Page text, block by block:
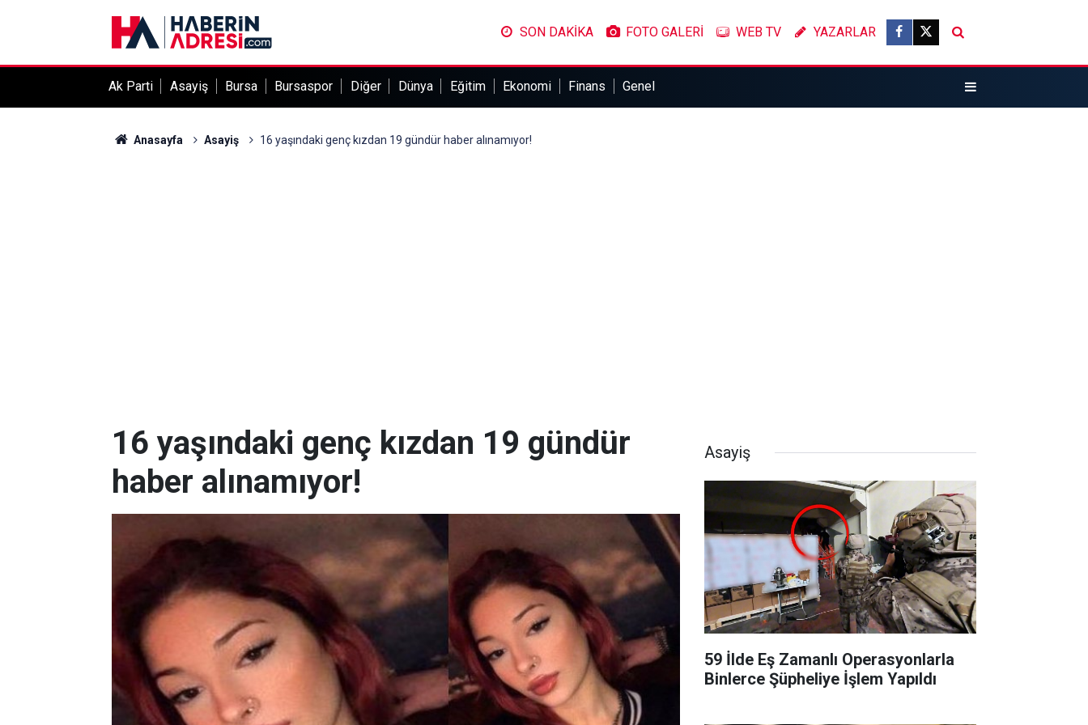
SON DAKİKA FOTO GALERİ WEB TV YAZARLAR
Ak Parti Asayiş Bursa Bursaspor Diğer Dünya Eğitim Ekonomi Finans Genel
Anasayfa Asayiş 16 yaşındaki genç kızdan 19 gündür haber alınamıyor!
16 yaşındaki genç kızdan 19 gündür
haber alınamıyor!
Asayiş
59 İlde Eş Zamanlı Operasyonlarla
Binlerce Şüpheliye İşlem Yapıldı